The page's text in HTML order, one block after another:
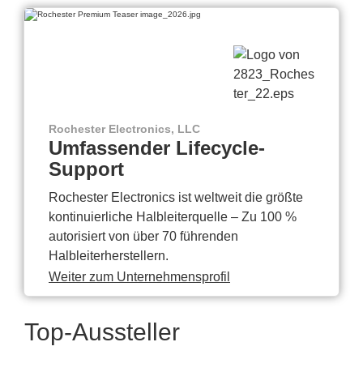
Rochester Electronics, LLC
Umfassender Lifecycle-
Support
Rochester Electronics ist weltweit die größte
kontinuierliche Halbleiterquelle – Zu 100 %
autorisiert von über 70 führenden
Halbleiterherstellern.
Weiter zum Unternehmensprofil
Top-Aussteller